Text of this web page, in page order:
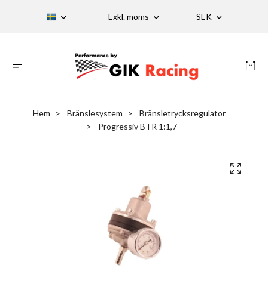
Exkl. moms SEK
Hem Bränslesystem
Bränsletrycksregulator
Progressiv BTR 1:1,7